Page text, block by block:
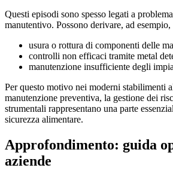
Questi episodi sono spesso legati a
manutentivo. Possono derivare, ad esempio,
usura o rottura di componenti delle
controlli non efficaci tramite metal
manutenzione insufficiente degli
Per questo motivo nei moderni stabilimenti
manutenzione preventiva, la gestione dei
strumentali rappresentano una parte
sicurezza alimentare.
Approfondimento: guida
aziende